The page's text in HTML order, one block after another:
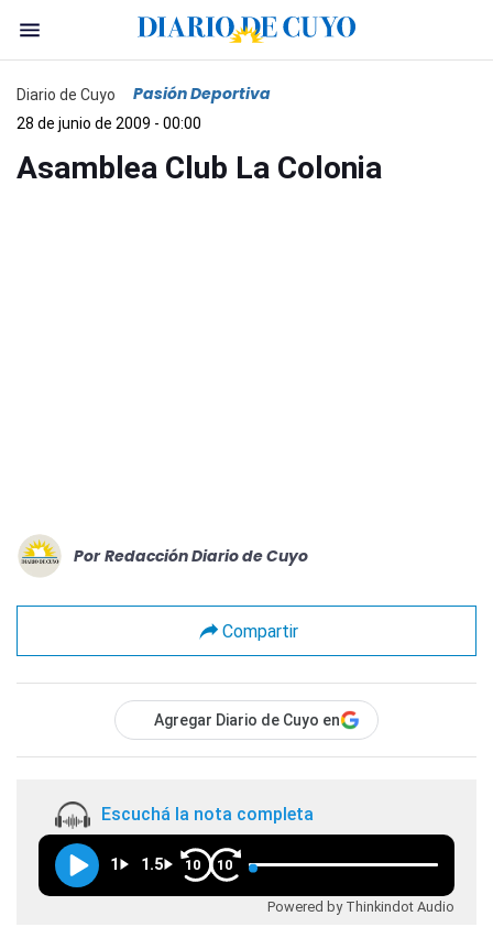
Diario de Cuyo Pasión Deportiva
28 de junio de 2009 - 00:00
Asamblea Club La Colonia
Por Redacción Diario de Cuyo
Compartir
Agregar Diario de Cuyo en
Escuchá la nota completa
1 1.5 10 10
Powered by Thinkindot Audio